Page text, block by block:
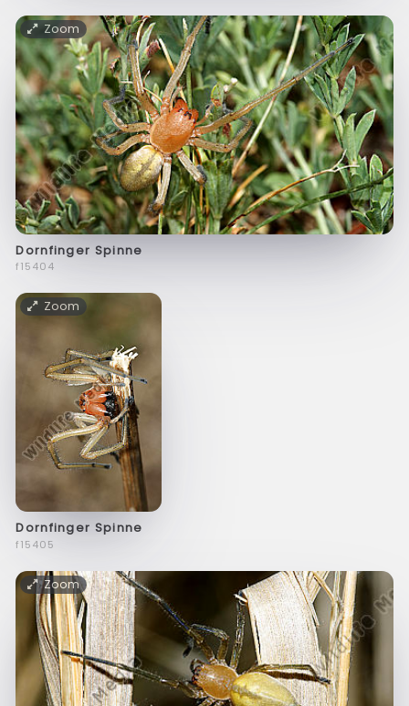
Zoom
Dornfinger Spinne
f15404
Zoom
Dornfinger Spinne
f15405
Zoom